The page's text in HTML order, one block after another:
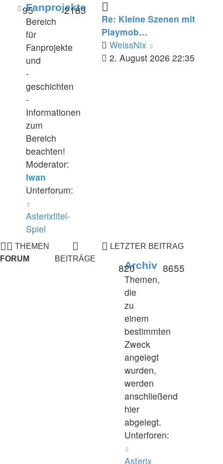
Feed
-
Fanprojekte
Fanprojekte
Bereich
für
Fanprojekte
und
-
geschichten
-
Informationen
zum
Bereich
beachten!
Moderator:
Iwan
Unterforum:
Asterixtitel-
Spiel
95 2183
Re: Kleine Szenen mit
Playmob…
WeissNix
Beitrag
2. August 2026 22:35
FORUM
THEMEN
BEITRÄGE
LETZTER BEITRAG
Archiv
Themen,
die
zu
einem
bestimmten
Zweck
angelegt
wurden,
werden
anschließend
hier
abgelegt.
Unterforen:
Asterix
820 8655